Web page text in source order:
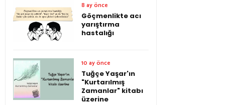
8 ay önce
Göçmenlikte acı
yarıştırma
hastalığı
10 ay önce
Tuğçe Yaşar'ın
"Kurtarılmış
Zamanlar" kitabı
üzerine